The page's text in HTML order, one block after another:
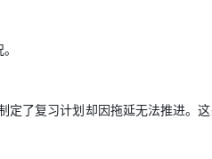
定了复习计划却因拖延无法推进。